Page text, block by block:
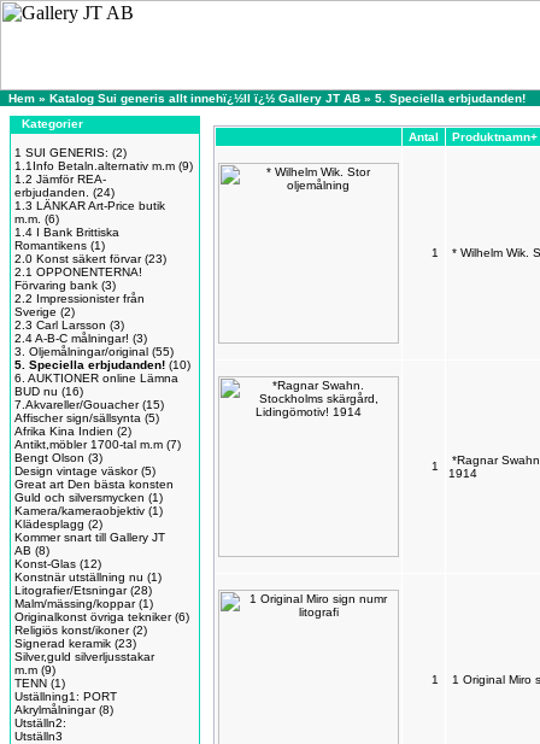
Hem » Katalog Sui generis allt innehï¿½ll ï¿½ Gallery JT AB » 5. Speciella erbjudanden!
Kategorier
1 SUI GENERIS: (2)
1.1Info Betaln.alternativ m.m (9)
1.2 Jämför REA-
erbjudanden.
(24)
1.3 LÄNKAR Art-Price butik
m.m. (6)
1.4 I Bank Brittiska
Romantikens (1)
2.0 Konst säkert förvar(23)
2.1 OPPONENTERNA!
Förvaring bank (3)
2.2 Impressionister från
Sverige (2)
2.3 Carl Larsson (3)
2.4 A-B-C målningar! (3)
3. Oljemålningar/original (55)
5. Speciella erbjudanden! (10)
6. AUKTIONER online Lämna
BUD nu (16)
7.Akvareller/Gouacher(15)
Affischer sign/sällsynta (5)
Afrika Kina Indien (2)
Antikt,möbler 1700-tal m.m (7)
Bengt Olson (3)
Design vintage väskor(5)
Great art Den bästa konsten
Guld och silversmycken (1)
Kamera/kameraobjektiv (1)
Klädesplagg (2)
Kommer snart till Gallery JT
AB (8)
Konst-Glas (12)
Konstnär utställning nu (1)
Litografier/Etsningar(28)
Malm/mässing/koppar(1)
Originalkonst övriga tekniker(6)
Religiös konst/ikoner(2)
Signerad keramik (23)
Silver,guld silverljusstakar
m.m (9)
TENN (1)
Uställning1: PORT
Akrylmålningar(8)
Utställn2:
Utställn3
Antal Produktnamn+
1 * Wilhelm Wik.
1
*Ragnar
1914
1 1 Original Miro